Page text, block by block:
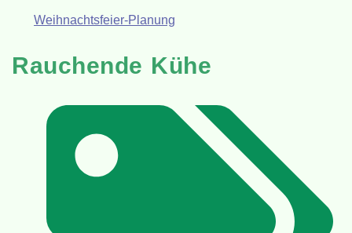
Weihnachtsfeier-Planung
Rauchende Kühe